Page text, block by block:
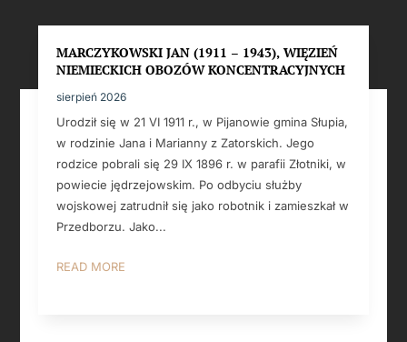
MARCZYKOWSKI JAN (1911 – 1943), WIĘZIEŃ
NIEMIECKICH OBOZÓW KONCENTRACYJNYCH
sierpień 2026
Urodził się w 21 VI 1911 r., w Pijanowie gmina Słupia,
w rodzinie Jana i Marianny z Zatorskich. Jego
rodzice pobrali się 29 IX 1896 r. w parafii Złotniki, w
powiecie jędrzejowskim. Po odbyciu służby
wojskowej zatrudnił się jako robotnik i zamieszkał w
Przedborzu. Jako...
READ MORE